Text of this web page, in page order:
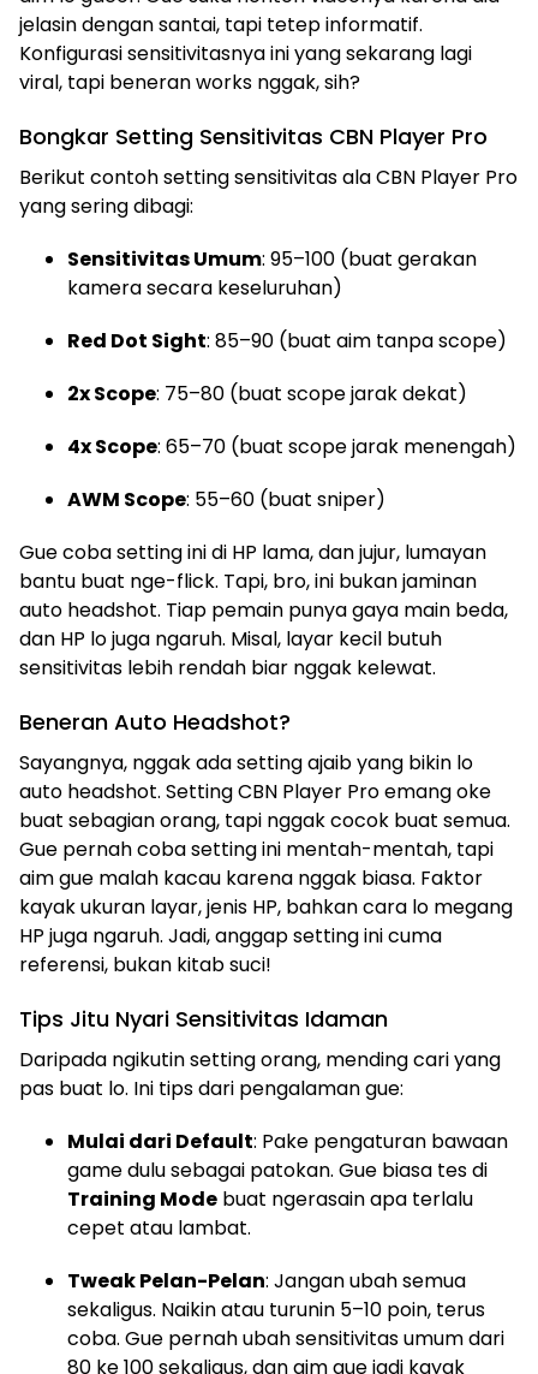
jelasin dengan santai, tapi tetep informatif.
Konfigurasi sensitivitasnya ini yang sekarang lagi
viral, tapi beneran works nggak, sih?
Bongkar Setting Sensitivitas CBN Player Pro
Berikut contoh setting sensitivitas ala CBN Player Pro
yang sering dibagi:
Sensitivitas Umum: 95–100 (buat gerakan
kamera secara keseluruhan)
Red Dot Sight: 85–90 (buat aim tanpa scope)
2x Scope: 75–80 (buat scope jarak dekat)
4x Scope: 65–70 (buat scope jarak menengah)
AWM Scope: 55–60 (buat sniper)
Gue coba setting ini di HP lama, dan jujur, lumayan
bantu buat nge-flick. Tapi, bro, ini bukan jaminan
auto headshot. Tiap pemain punya gaya main beda,
dan HP lo juga ngaruh. Misal, layar kecil butuh
sensitivitas lebih rendah biar nggak kelewat.
Beneran Auto Headshot?
Sayangnya, nggak ada setting ajaib yang bikin lo
auto headshot. Setting CBN Player Pro emang oke
buat sebagian orang, tapi nggak cocok buat semua.
Gue pernah coba setting ini mentah-mentah, tapi
aim gue malah kacau karena nggak biasa. Faktor
kayak ukuran layar, jenis HP, bahkan cara lo megang
HP juga ngaruh. Jadi, anggap setting ini cuma
referensi, bukan kitab suci!
Tips Jitu Nyari Sensitivitas Idaman
Daripada ngikutin setting orang, mending cari yang
pas buat lo. Ini tips dari pengalaman gue:
Mulai dari Default: Pake pengaturan bawaan
game dulu sebagai patokan. Gue biasa tes di
Training Mode buat ngerasain apa terlalu
cepet atau lambat.
Tweak Pelan-Pelan: Jangan ubah semua
sekaligus. Naikin atau turunin 5–10 poin, terus
coba. Gue pernah ubah sensitivitas umum dari
80 ke 100 sekaligus, dan aim gue jadi kayak